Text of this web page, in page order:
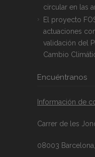
circular en las
El proyecto
actuaciones
validación del
Cambio
Encuéntranos
Información de
Carrer de les
08003